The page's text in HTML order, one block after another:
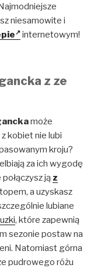
niesamowite i
internetowym!
z ze
może
kobiet nie lubi
kroju?
za ich wygodę
ją z
a uzyskasz
lubiane
, które zapewnią
sezonie postaw na
Natomiast górna
pudrowego różu